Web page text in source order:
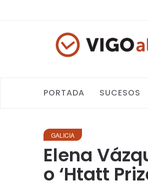
PORTADA SUCESOS
GALICIA
Elena
o ‘Htatt